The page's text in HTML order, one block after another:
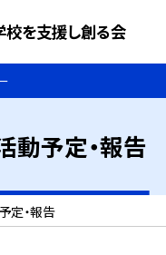
校を支援し創る会
動予定・報告
定・報告